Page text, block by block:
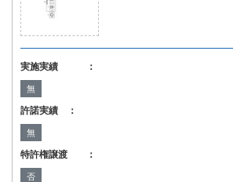
実施実績 ：
無
許諾実績 ：
無
特許権譲渡 ：
否